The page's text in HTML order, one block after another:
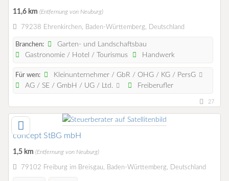
11,6 km (Entfernung von Neuburg)
79238 Ehrenkirchen, Baden-Württemberg, Deutschland
Branchen:
Garten- und Landschaftsbau
Gastronomie / Hotel / Tourismus
Handwerk
Für wen:
Kleinunternehmer / GbR / OHG / KG / PersG
AG / SE / GmbH / UG / Ltd.
Freiberufler
27
concept StBG mbH
1,5 km (Entfernung von Neuburg)
79102 Freiburg im Breisgau, Baden-Württemberg, Deutschland